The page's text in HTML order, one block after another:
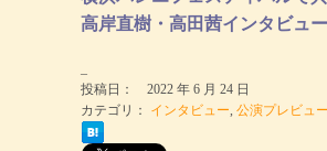
高岸直樹・高田茜インタビュ
投稿日： 2022 年 6 月 24 日
カテゴリ： インタビュー,公演プレビュ